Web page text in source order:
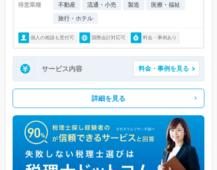
得意業種 不動産 流通・小売 製造
医療・福祉
旅行・ホテル
個人の相談も受付可 国際会計対応可 料金・事例あり
サービス内容 料金・事例を見る
詳細を見る